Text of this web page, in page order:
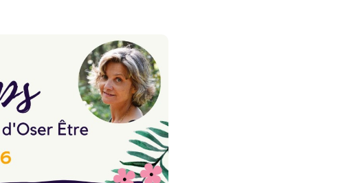
pas de chorégraphie, pas de
pas d'exigence, pas de
reconnecter au Vivant en